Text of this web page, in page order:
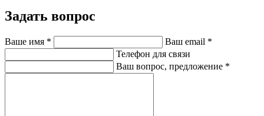
Задать вопрос
Ваше имя * Ваш email *
Телефон для связи
Ваш вопрос, предложение *